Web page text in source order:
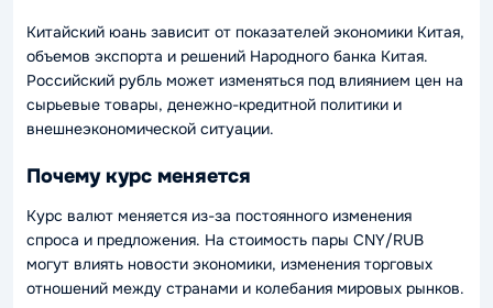
Китайский юань зависит от показателей экономики Китая,
объемов экспорта и решений Народного банка Китая.
Российский рубль может изменяться под влиянием цен на
сырьевые товары, денежно-кредитной политики и
внешнеэкономической ситуации.
Почему курс меняется
Курс валют меняется из-за постоянного изменения
спроса и предложения. На стоимость пары CNY/RUB
могут влиять новости экономики, изменения торговых
отношений между странами и колебания мировых рынков.